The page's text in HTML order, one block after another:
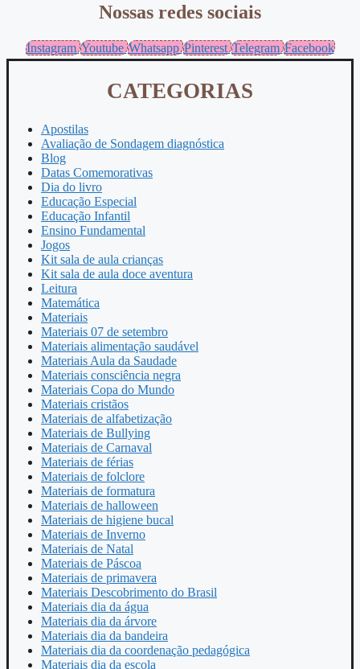
Nossas redes sociais
Instagram Youtube Whatsapp Pinterest Telegram Facebook
CATEGORIAS
Apostilas
Avaliação de Sondagem diagnóstica
Blog
Datas Comemorativas
Dia do livro
Educação Especial
Educação Infantil
Ensino Fundamental
Jogos
Kit sala de aula crianças
Kit sala de aula doce aventura
Leitura
Matemática
Materiais
Materiais 07 de setembro
Materiais alimentação saudável
Materiais Aula da Saudade
Materiais consciência negra
Materiais Copa do Mundo
Materiais cristãos
Materiais de alfabetização
Materiais de Bullying
Materiais de Carnaval
Materiais de férias
Materiais de folclore
Materiais de formatura
Materiais de halloween
Materiais de higiene bucal
Materiais de Inverno
Materiais de Natal
Materiais de Páscoa
Materiais de primavera
Materiais Descobrimento do Brasil
Materiais dia da água
Materiais dia da árvore
Materiais dia da bandeira
Materiais dia da coordenação pedagógica
Materiais dia da escola